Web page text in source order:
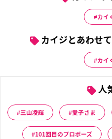
カイ
カイジとあわせ
カイ
人
三山凌輝 愛子さま
101回目のプロポーズ